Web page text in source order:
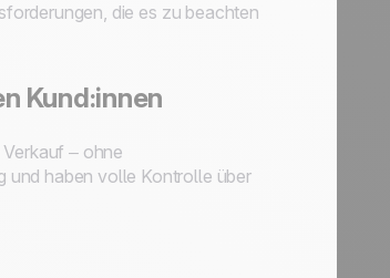
die es zu beachten
Kund:innen
– ohne
und haben volle Kontrolle über